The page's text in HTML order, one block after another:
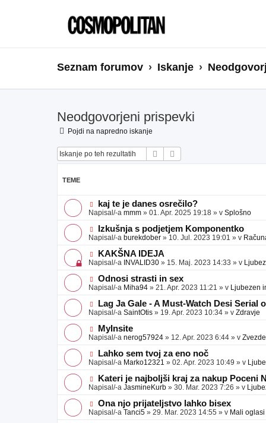
Seznam forumov Iskanje
Neodgovorjeni prispevki
Pojdi na napredno iskanje
Iskanje
TEME
N
o
v
e
o
b
a
v
e
kaj te je danes osrečilo?
Napisal/-a mmm » 01. Apr. 2025 19:18 » v Splošno
N
o
v
e
o
b
a
v
e
Izkušnja s podjetjem Komponentko
Napisal/-a burekdober » 10. Jul. 2023 19:01 » v
N
o
v
e
o
b
a
v
e
KAKŠNA IDEJA
Napisal/-a INVALID30 » 15. Maj. 2023 14:33 » v
N
o
v
e
o
b
a
v
e
Odnosi strasti in sex
Napisal/-a Miha94 » 21. Apr. 2023 11:21 » v Ljubezen
N
o
v
e
o
b
a
v
e
Lag Ja Gale - A Must-Watch Desi Serial
Napisal/-a SaintOtis » 19. Apr. 2023 10:34 » v Zdravje
N
o
v
e
o
b
a
v
e
MyInsite
Napisal/-a nerog57924 » 12. Apr. 2023 6:44 » v Zvezde
N
o
v
e
o
b
a
v
Lahko sem tvoj za eno noč
Napisal/-a Marko12321 » 02. Apr. 2023 10:49 » v
N
o
v
e
o
b
Kateri je najboljši kraj za nakup Poceni
Napisal/-a JasmineKurb » 30. Mar. 2023 7:26 » v
N
o
v
Ona njo prijateljstvo lahko bisex
Napisal/-a Tanci5 » 29. Mar. 2023 14:55 » v Mali oglasi